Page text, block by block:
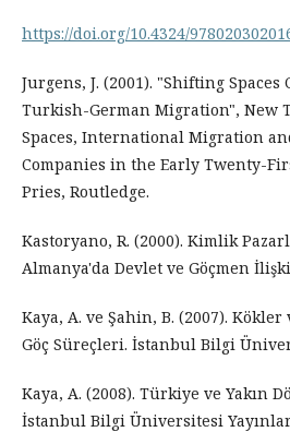
https://doi.org/10.4324/
Jurgens, J. (2001). "Shifting
Turkish-German Migration", New
Spaces, International Migration
Companies in the Early Twenty-
Pries, Routledge.
Kastoryano, R. (2000). Kimlik
Almanya'da Devlet ve Göçmen
Kaya, A. ve Şahin, B. (2007).
Göç Süreçleri. İstanbul Bilgi
Kaya, A. (2008). Türkiye ve Yakın
İstanbul Bilgi Üniversitesi